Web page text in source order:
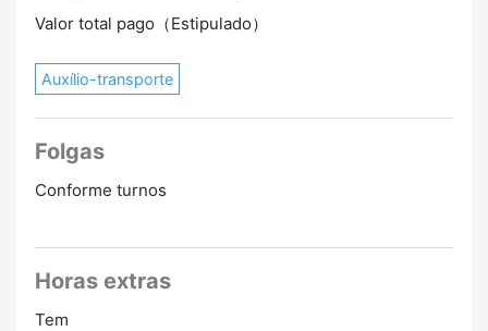
Valor total pago（Estipulado）
Auxílio-transporte
Folgas
Conforme turnos
Horas extras
Tem